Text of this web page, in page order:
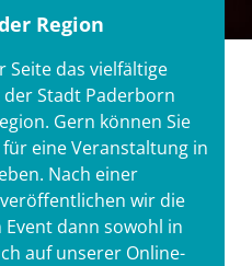
Region
Seite das vielfältige
Stadt Paderborn
Gern können Sie
eine Veranstaltung in
Nach einer
wir die
dann sowohl in
auf unserer Online-